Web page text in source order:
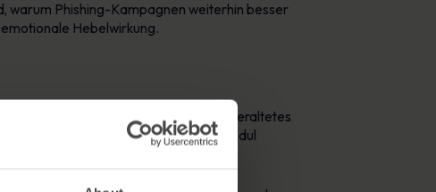
warum Phishing-Kampagnen weiterhin besser
Hebelwirkung.
zur Einhaltung von Vorschriften, veraltetes
kann ein jährliches Schulungsmodul